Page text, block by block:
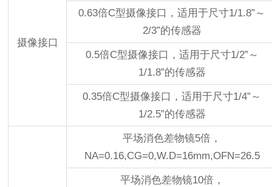
摄像接口
0.63倍C型摄像接口，适用于尺寸1/1.8”～
2/3”的传感器
0.5倍C型摄像接口，适用于尺寸1/2”～
1/1.8”的传感器
0.35倍C型摄像接口，适用于尺寸1/4”～
1/2.5”的传感器
平场消色差物镜5倍，
NA=0.16,CG=0,W.D=16mm,OFN=26.5
平场消色差物镜10倍，